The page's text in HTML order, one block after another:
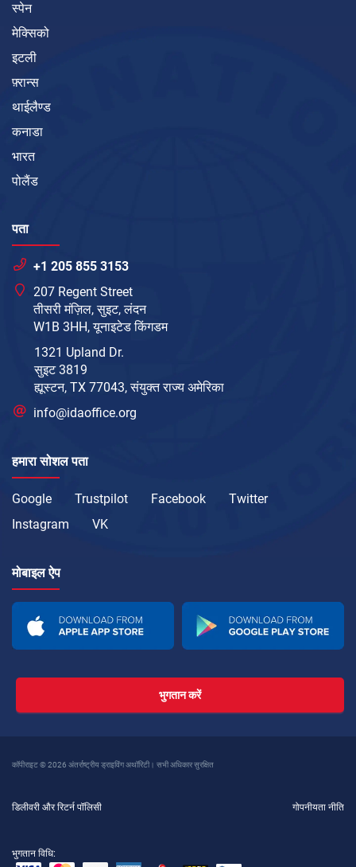
स्पेन
मेक्सिको
इटली
फ़्रान्स
थाईलैण्ड
कनाडा
भारत
पोलैंड
पता
+1 205 855 3153
207 Regent Street
तीसरी मंज़िल, सुइट, लंदन
W1B 3HH, यूनाइटेड किंगडम
1321 Upland Dr.
सुइट 3819
ह्यूस्टन, TX 77043, संयुक्त राज्य अमेरिका
info@idaoffice.org
हमारा सोशल पता
Google Trustpilot Facebook
Twitter
Instagram
VK
मोबाइल ऐप
भुगतान करें
कॉपीराइट © 2026 अंतर्राष्ट्रीय ड्राइविंग अथॉरिटी। सभी अधिकार सुरक्षित
डिलीवरी और रिटर्न पॉलिसी गोपनीयता नीति
भुगतान विधि: